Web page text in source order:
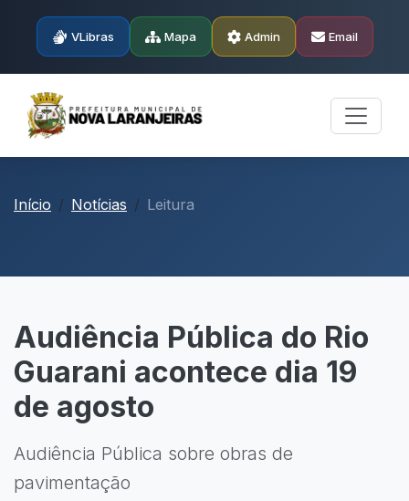
VLibras Mapa Admin Email
Início Notícias Leitura
Audiência Pública do Rio
Guarani acontece dia 19
de agosto
Audiência Pública sobre obras de
pavimentação